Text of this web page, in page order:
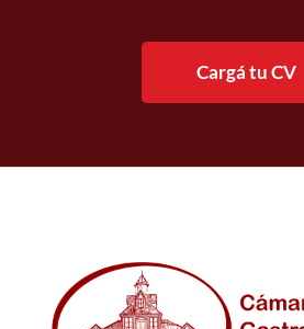
Cargá tu CV